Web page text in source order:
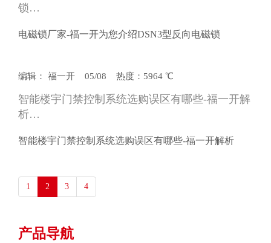
锁…
电磁锁厂家-福一开为您介绍DSN3型反向电磁锁
编辑： 福一开 05/08 热度：5964 ℃
智能楼宇门禁控制系统选购误区有哪些-福一开解
析…
智能楼宇门禁控制系统选购误区有哪些-福一开解析
1 2 3 4
产品导航